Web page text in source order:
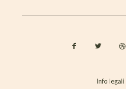
Info legali